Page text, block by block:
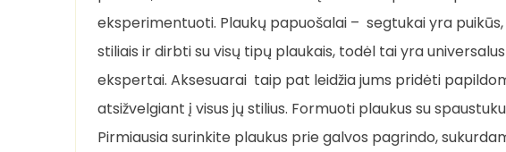
eksperimentuoti. Plaukų papuošalai – segtukai yra puikūs,
stiliais ir dirbti su visų tipų plaukais, todėl tai yra
ekspertai. Aksesuarai taip pat leidžia jums pridėti
atsižvelgiant į visus jų stilius. Formuoti plaukus su
Pirmiausia surinkite plaukus prie galvos pagrindo,